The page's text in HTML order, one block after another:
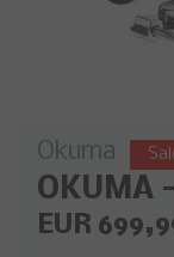
Okuma
OKUMA
EUR